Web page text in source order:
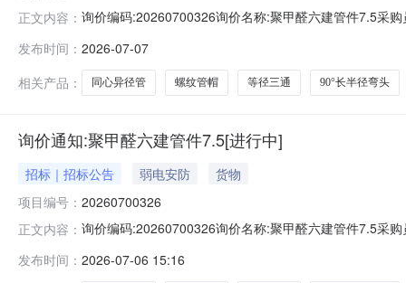
正文内容： 询价编码:20260700326询价名称:聚甲醛六建管件7.5采
DN15SOCKETWELDINGFLANGECL150(PN20)RFNB/
发布时间： 2026-07-07
相关产品：
同心异径管 螺纹管帽 等径三通 90°长半径弯头
询价通知:聚甲醛六建管件7.5[进行中]
招标｜招标公告 弱电安防
货物
项目编号： 20260700326
正文内容： 询价编码:20260700326询价名称:聚甲醛六建管件7.5采
DN15SOCKETWELDINGFLANGECL150(PN20)RFNB/
发布时间： 2026-07-06 15:16